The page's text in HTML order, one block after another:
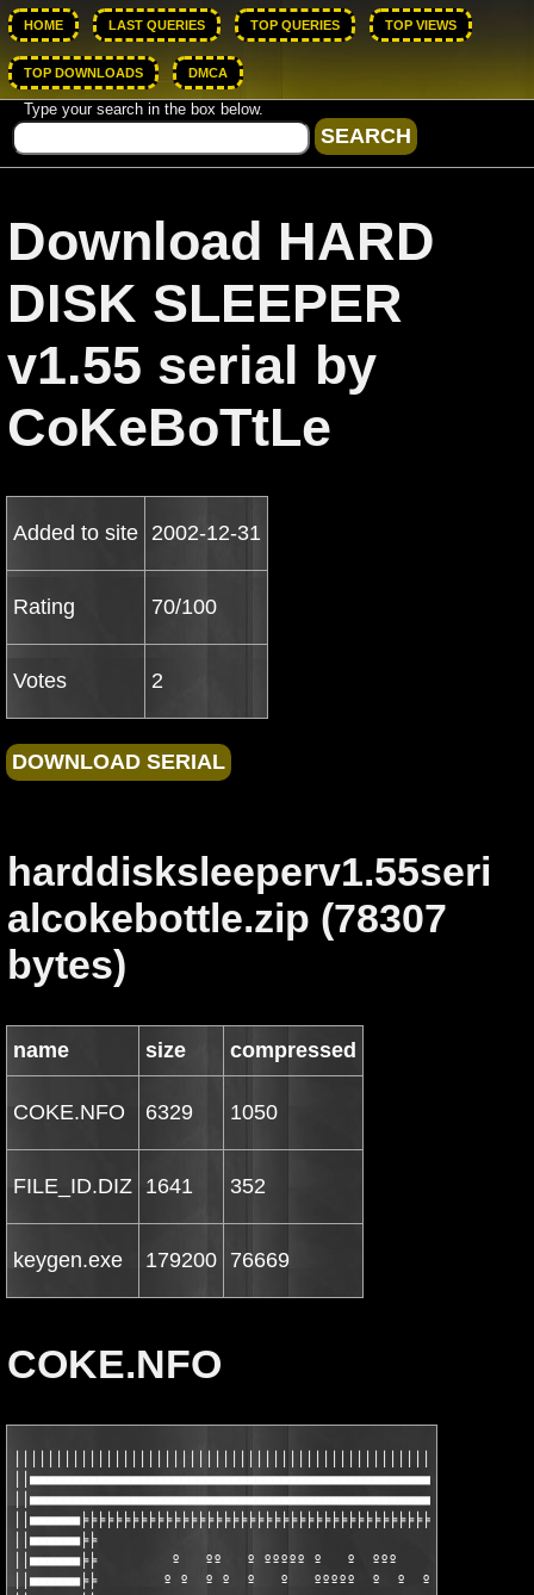
HOME LAST QUERIES TOP QUERIES TOP VIEWS
TOP DOWNLOADS DMCA
Type your search in the box below.
Download HARD
DISK SLEEPER
v1.55 serial by
CoKeBoTtLe
Added to site 2002-12-31
Rating 70/100
Votes 2
harddisksleeperv1.55seri
alcokebottle.zip (78307
bytes)
name size compressed
COKE.NFO 6329 1050
FILE_ID.DIZ 1641 352
keygen.exe 179200 76669
COKE.NFO
││■■■■■■╞╞					                 ╞╞■■■■■■││
││■■■■■■╞╞         º   ºº   º ººººº º   º  ººº    º   º  º
││■■■■■■╞╞        º º  º º  º   º   ººººº  º  º  º º   ºº